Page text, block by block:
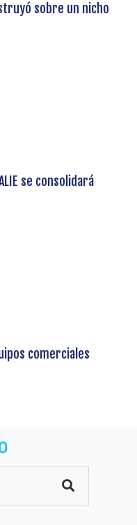
sobre un nicho
se consolidará
comerciales